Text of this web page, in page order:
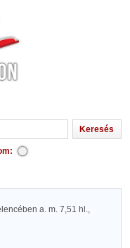
a. m. 7,51 hl.,